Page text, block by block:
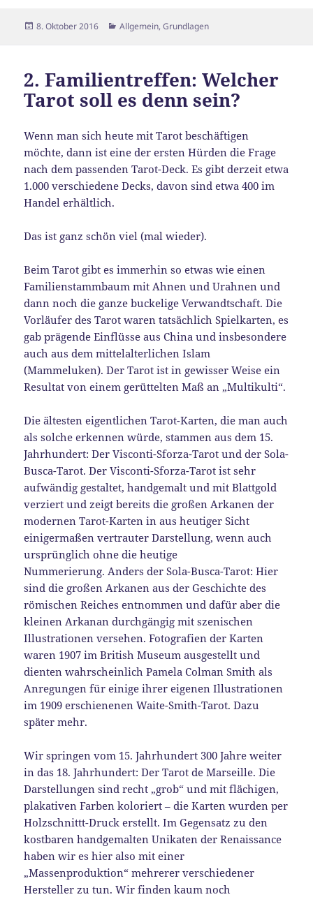
Veröffentlicht
8. Oktober 2016 Kategorien
Allgemein,Grundlagen
2. Familientreffen: Welcher
Tarot soll es denn sein?
Wenn man sich heute mit Tarot beschäftigen
möchte, dann ist eine der ersten Hürden die Frage
nach dem passenden Tarot-Deck. Es gibt derzeit etwa
1.000 verschiedene Decks, davon sind etwa 400 im
Handel erhältlich.
Das ist ganz schön viel (mal wieder).
Beim Tarot gibt es immerhin so etwas wie einen
Familienstammbaum mit Ahnen und Urahnen und
dann noch die ganze buckelige Verwandtschaft. Die
Vorläufer des Tarot waren tatsächlich Spielkarten, es
gab prägende Einflüsse aus China und insbesondere
auch aus dem mittelalterlichen Islam
(Mammeluken). Der Tarot ist in gewisser Weise ein
Resultat von einem gerüttelten Maß an „Multikulti“.
Die ältesten eigentlichen Tarot-Karten, die man auch
als solche erkennen würde, stammen aus dem 15.
Jahrhundert: Der Visconti-Sforza-Tarot und der Sola-
Busca-Tarot. Der Visconti-Sforza-Tarot ist sehr
aufwändig gestaltet, handgemalt und mit Blattgold
verziert und zeigt bereits die großen Arkanen der
modernen Tarot-Karten in aus heutiger Sicht
einigermaßen vertrauter Darstellung, wenn auch
ursprünglich ohne die heutige
Nummerierung. Anders der Sola-Busca-Tarot: Hier
sind die großen Arkanen aus der Geschichte des
römischen Reiches entnommen und dafür aber die
kleinen Arkanan durchgängig mit szenischen
Illustrationen versehen. Fotografien der Karten
waren 1907 im British Museum ausgestellt und
dienten wahrscheinlich Pamela Colman Smith als
Anregungen für einige ihrer eigenen Illustrationen
im 1909 erschienenen Waite-Smith-Tarot. Dazu
später mehr.
Wir springen vom 15. Jahrhundert 300 Jahre weiter
in das 18. Jahrhundert: Der Tarot de Marseille. Die
Darstellungen sind recht „grob“ und mit flächigen,
plakativen Farben koloriert – die Karten wurden per
Holzschnittt-Druck erstellt. Im Gegensatz zu den
kostbaren handgemalten Unikaten der Renaissance
haben wir es hier also mit einer
„Massenproduktion“ mehrerer verschiedener
Hersteller zu tun. Wir finden kaum noch